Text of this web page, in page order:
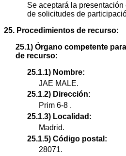
Se aceptará la
de solicitudes de
25. Procedimientos de recurso:
25.1) Órgano competente
de recurso:
25.1.1) Nombre:
JAE MALE.
25.1.2) Dirección:
Prim 6-8 .
25.1.3) Localidad:
Madrid.
25.1.5) Código postal:
28071.